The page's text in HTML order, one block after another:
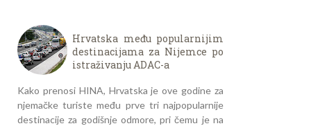
Hrvatska među popularnijim
destinacijama za Nijemce po
istraživanju ADAC-a
Kako prenosi HINA, Hrvatska je ove godine za
njemačke turiste među prve tri najpopularnije
destinacije za godišnje odmore, pri čemu je na